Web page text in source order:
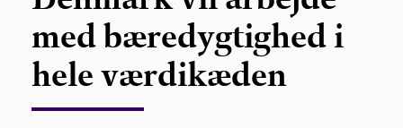
med bæredygtighed i
hele værdikæden